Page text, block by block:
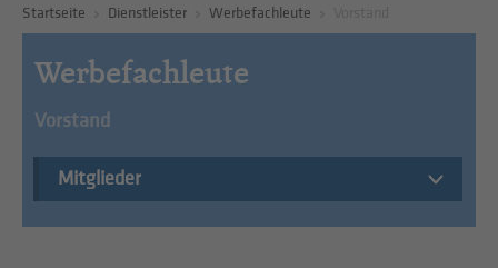
Startseite Dienstleister Werbefachleute
Werbefachleute
Vorstand
Mitglieder